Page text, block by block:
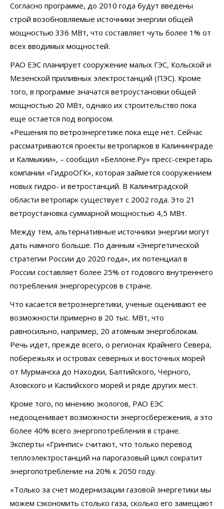
Согласно программе, до 2010 года будут введены
строй возобновляемые источники энергии общей
мощностью 336 МВт, что составляет чуть более 1% от
всех вводимых мощностей.
РАО ЕЭС планирует сооружение малых ГЭС, Кольской и
Мезенской приливных электростанций (ПЭС). Кроме
того, в программе значатся ветроустановки общей
мощностью 20 МВт, однако их строительство пока
еще остается под вопросом.
«Решения по ветроэнергетике пока еще нет. Сейчас
рассматриваются проекты ветропарков в Калининграде
и Калмыкии», – сообщил «Беллоне.Ру» пресс-секретарь
компании «ГидроОГК», которая займется сооружением
новых гидро- и ветростанций. В Калиниградской
области ветропарк существует с 2002 года. Это 21
ветроустановка суммарной мощностью 4,5 МВт.
Между тем, альтернативные источники энергии могут
дать намного больше. По данным «Энергетической
стратегии России до 2020 года», их потенциал в
России составляет более 25% от годового внутреннего
потребления энергоресурсов в стране.
Что касается ветроэнергетики, ученые оценивают ее
возможности примерно в 20 тыс. МВт, что
равносильно, например, 20 атомным энергоблокам.
Речь идет, прежде всего, о регионах Крайнего Севера,
побережьях и островах северных и восточных морей
от Мурманска до Находки, Балтийского, Черного,
Азовского и Каспийского морей и ряде других мест.
Кроме того, по мнению экологов, РАО ЕЭС
недооценивает возможности энергосбережения, а это
более 40% всего энергопотребления в стране.
Эксперты «Гринпис» считают, что только перевод
теплоэлектростанций на парогазовый цикл сократит
энергопотребление на 20% к 2050 году.
«Только за счет модернизации газовой энергетики мы
можем сэкономить столько газа, сколько его замещают